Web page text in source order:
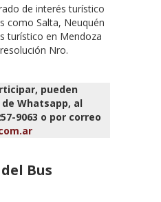
de interés turístico
como Salta, Neuquén
turístico en Mendoza
Nro.
pueden
Whatsapp, al
9063 o por correo
Bus